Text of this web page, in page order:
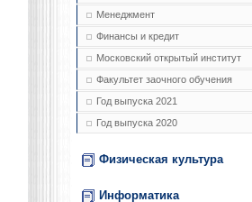
Менеджмент
Финансы и кредит
Московский открытый институт
Факультет заочного обучения
Год выпуска 2021
Год выпуска 2020
Физическая культура
Информатика